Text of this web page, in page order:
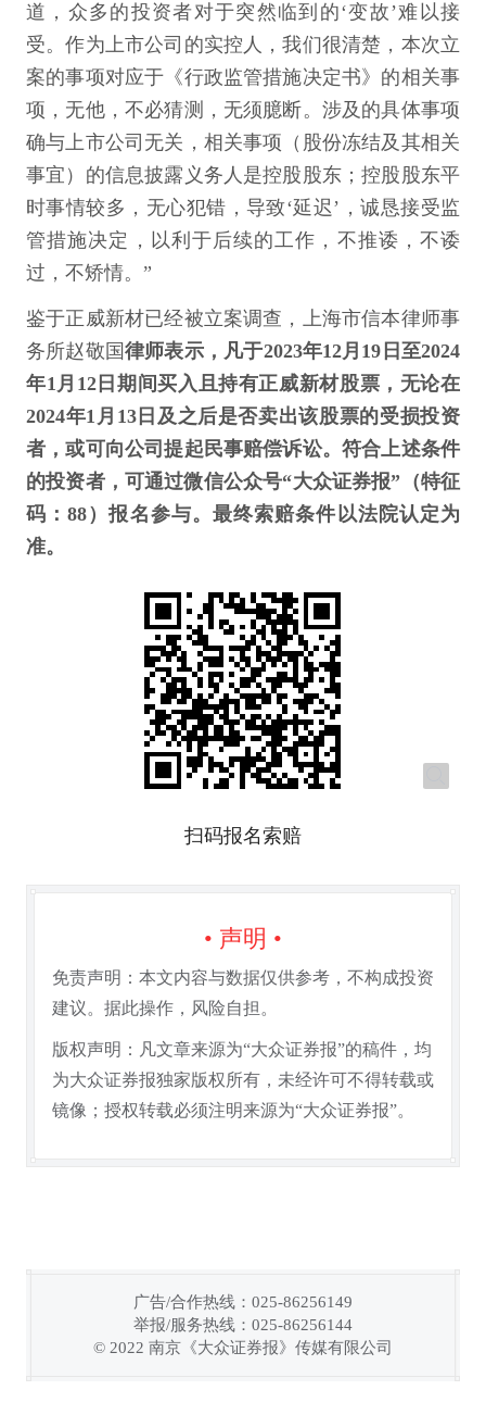
道，众多的投资者对于突然临到的‘变故’难以接
受。作为上市公司的实控人，我们很清楚，本次立
案的事项对应于《行政监管措施决定书》的相关事
项，无他，不必猜测，无须臆断。涉及的具体事项
确与上市公司无关，相关事项（股份冻结及其相关
事宜）的信息披露义务人是控股股东；控股股东平
时事情较多，无心犯错，导致‘延迟’，诚恳接受监
管措施决定，以利于后续的工作，不推诿，不诿
过，不矫情。”
鉴于正威新材已经被立案调查，上海市信本律师事
务所赵敬国律师表示，凡于2023年12月19日至2024
年1月12日期间买入且持有正威新材股票，无论在
2024年1月13日及之后是否卖出该股票的受损投资
者，或可向公司提起民事赔偿诉讼。符合上述条件
的投资者，可通过微信公众号“大众证券报”（特征
码：88）报名参与。最终索赔条件以法院认定为
准。
扫码报名索赔
• 声明 •
免责声明：本文内容与数据仅供参考，不构成投资
建议。据此操作，风险自担。
版权声明：凡文章来源为“大众证券报”的稿件，均
为大众证券报独家版权所有，未经许可不得转载或
镜像；授权转载必须注明来源为“大众证券报”。
广告/合作热线：025-86256149
举报/服务热线：025-86256144
© 2022 南京《大众证券报》传媒有限公司
链接复制成功！